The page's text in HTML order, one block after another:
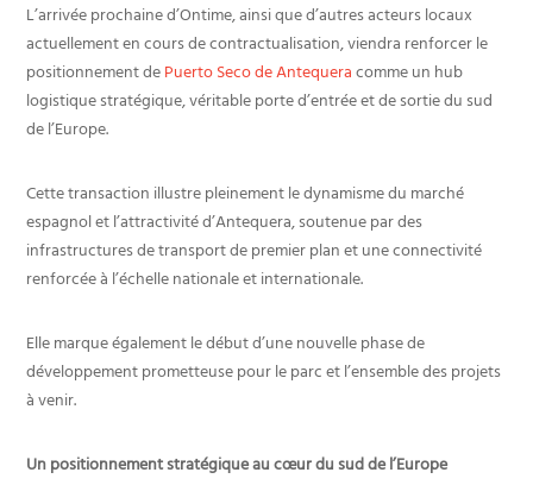
L’arrivée prochaine d’Ontime, ainsi que d’autres acteurs locaux
actuellement en cours de contractualisation, viendra renforcer le
positionnement dePuerto Seco de Antequeracomme un hub
logistique stratégique, véritable porte d’entrée et de sortie du sud
de l’Europe.
Cette transaction illustre pleinement le dynamisme du marché
espagnol et l’attractivité d’Antequera, soutenue par des
infrastructures de transport de premier plan et une connectivité
renforcée à l’échelle nationale et internationale.
Elle marque également le début d’une nouvelle phase de
développement prometteuse pour le parc et l’ensemble des projets
à venir.
Un positionnement stratégique au cœur du sud de l’Europe